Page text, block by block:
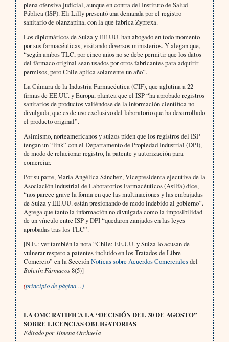
plena ofensiva judicial, aunque en contra del Instituto de Salud
Pública (ISP). Eli Lilly presentó una demanda por el registro
sanitario de olanzapina, con la que fabrica Zyprexa.
Los diplomáticos de Suiza y EE.UU. han abogado en todo momento
por sus farmacéuticas, visitando diversos ministerios. Y alegan que,
“según ambos TLC, por cinco años no se debe permitir que los datos
del fármaco original sean usados por otros fabricantes para adquirir
permisos, pero Chile aplica solamente un año”.
La Cámara de la Industria Farmacéutica (CIF), que aglutina a 22
firmas de EE.UU. y Europa, plantea que el ISP “ha aprobado registros
sanitarios de productos valiéndose de la información científica no
divulgada, que es de uso exclusivo del laboratorio que ha desarrollado
el producto original”.
Asimismo, norteamericanos y suizos piden que los registros del ISP
tengan un “link” con el Departamento de Propiedad Industrial (DPI),
de modo de relacionar registro, la patente y autorización para
comerciar.
Por su parte, María Angélica Sánchez, Vicepresidenta ejecutiva de la
Asociación Industrial de Laboratorios Farmacéuticos (Asilfa) dice,
“nos parece grave la forma en que las multinaciones y las embajadas
de Suiza y EE.UU. están presionando de modo indebido al gobierno”.
Agrega que tanto la información no divulgada como la imposibilidad
de un vínculo entre ISP y DPI “quedaron zanjados en las leyes
aprobadas tras los TLC”.
[N.E.: ver también la nota “Chile: EE.UU. y Suiza lo acusan de
vulnerar respeto a patentes incluido en los Tratados de Libre
Comercio” en la SecciónNoticas sobre Acuerdos Comercialesdel
Boletín Fármacos8(5)]
(principio de página…)
LA OMC RATIFICA LA “DECISIÓN DEL 30 DE AGOSTO”
SOBRE LICENCIAS OBLIGATORIAS
Editado por Jimena Orchuela